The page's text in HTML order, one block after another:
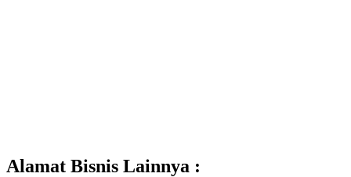
Alamat Bisnis Lainnya :